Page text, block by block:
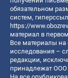
обязательном
систем,
https://
материал в
Все материалы на
исследования –
редакции,
принадлежат ООО